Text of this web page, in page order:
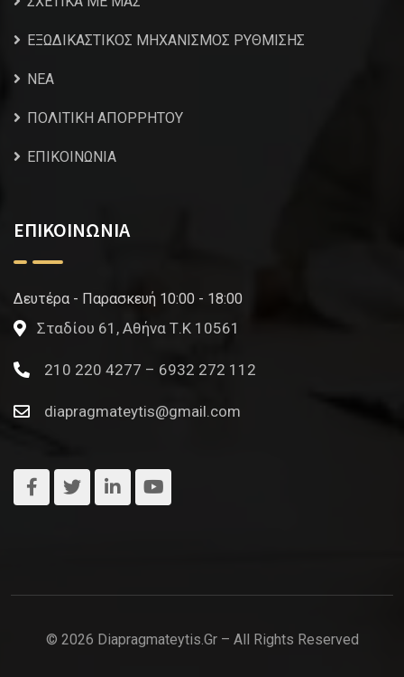
ΕΞΩΔΙΚΑΣΤΙΚΟΣ ΜΗΧΑΝΙΣΜΟΣ ΡΥΘΜΙΣΗΣ
NEA
ΠΟΛΙΤΙΚΗ ΑΠΟΡΡΗΤΟΥ
ΕΠΙΚΟΙΝΩΝΙΑ
ΕΠΙΚΟΙΝΩΝΙΑ
Δευτέρα - Παρασκευή 10:00 - 18:00
Σταδίου 61, Αθήνα Τ.Κ 10561
210 220 4277 – 6932 272 112
diapragmateytis@gmail.com
© 2026 Diapragmateytis.gr – All Rights Reserved